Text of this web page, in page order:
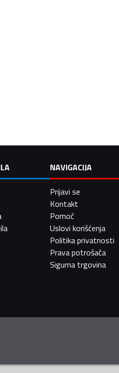
NAVIGACIJA
Prijavi se
Kontakt
Pomoć
Uslovi korišćenja
Politika privatnosti
Prava potrošača
Sigurna trgovina